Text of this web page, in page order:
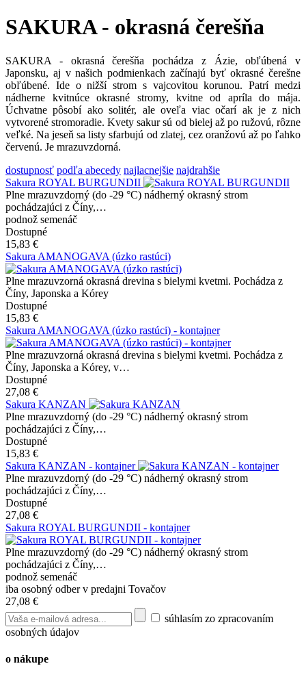
SAKURA - okrasná čerešňa
SAKURA - okrasná čerešňa pochádza z Ázie, obľúbená v
Japonsku, aj v našich podmienkach začínajú byť okrasné čerešne
obľúbené. Ide o nižší strom s vajcovitou korunou. Patrí medzi
nádherne kvitnúce okrasné stromy, kvitne od apríla do mája.
Úchvatne pôsobí ako solitér, ale oveľa viac očarí ak je z nich
vytvorené stromoradie. Kvety sakur sú od bielej až po ružovú, rôzne
veľké. Na jeseň sa listy sfarbujú od zlatej, cez oranžovú až po ľahko
červenú. Je mrazuvzdorná.
dostupnosť podľa abecedy najlacnejšie najdrahšie
Sakura ROYAL BURGUNDII
Plne mrazuvzdorný (do -29 °C) nádherný okrasný strom
pochádzajúci z Číny,…
podnož semenáč
Dostupné
15,83 €
Sakura AMANOGAVA (úzko rastúci)
Plne mrazuvzorná okrasná drevina s bielymi kvetmi. Pochádza z
Číny, Japonska a Kórey
Dostupné
15,83 €
Sakura AMANOGAVA (úzko rastúci) - kontajner
Plne mrazuvzorná okrasná drevina s bielymi kvetmi. Pochádza z
Číny, Japonska a Kórey, v…
Dostupné
27,08 €
Sakura KANZAN
Plne mrazuvzdorný (do -29 °C) nádherný okrasný strom
pochádzajúci z Číny,…
Dostupné
15,83 €
Sakura KANZAN - kontajner
Plne mrazuvzdorný (do -29 °C) nádherný okrasný strom
pochádzajúci z Číny,…
Dostupné
27,08 €
Sakura ROYAL BURGUNDII - kontajner
Plne mrazuvzdorný (do -29 °C) nádherný okrasný strom
pochádzajúci z Číny,…
podnož semenáč
iba osobný odber v predajni Tovačov
27,08 €
súhlasím zo zpracovaním
osobných údajov
o nákupe